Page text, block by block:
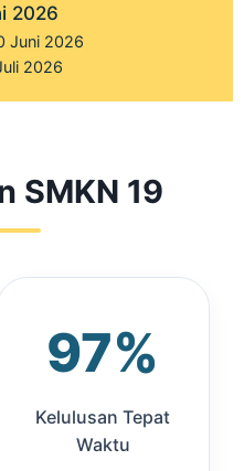
2026
Juni 2026
2026
SMKN 19
97%
Kelulusan Tepat
Waktu